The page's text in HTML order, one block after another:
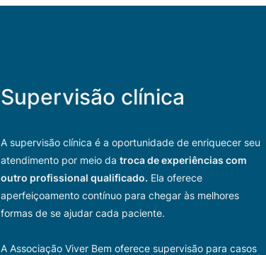
Supervisão clínica
A supervisão clínica é a oportunidade de enriquecer seu
atendimento por meio da troca de experiências com
outro profissional qualificado. Ela oferece
aperfeiçoamento contínuo para chegar às melhores
formas de se ajudar cada paciente.
A Associação Viver Bem oferece supervisão para casos